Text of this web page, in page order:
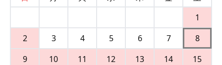
1
2
3 4 5 6 7
8
9
10 11 12 13 14
15